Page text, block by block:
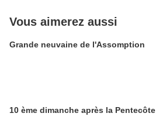
Vous aimerez aussi
Grande neuvaine de l'Assomption
10 ème dimanche après la Pentecôte